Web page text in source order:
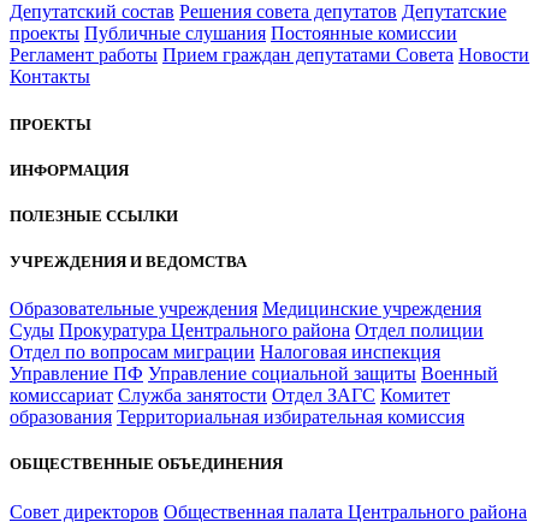
Депутатский состав Решения совета депутатов Депутатские
проекты Публичные слушания Постоянные комиссии
Регламент работы Прием граждан депутатами Совета Новости
Контакты
ПРОЕКТЫ
ИНФОРМАЦИЯ
ПОЛЕЗНЫЕ ССЫЛКИ
УЧРЕЖДЕНИЯ И ВЕДОМСТВА
Образовательные учреждения Медицинские учреждения
Суды Прокуратура Центрального района Отдел полиции
Отдел по вопросам миграции Налоговая инспекция
Управление ПФ Управление социальной защиты Военный
комиссариат Служба занятости Отдел ЗАГС Комитет
образования Территориальная избирательная комиссия
ОБЩЕСТВЕННЫЕ ОБЪЕДИНЕНИЯ
Совет директоров Общественная палата Центрального района